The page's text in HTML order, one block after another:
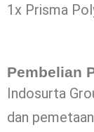
1x Prisma
Pembelian
Indosurta
dan